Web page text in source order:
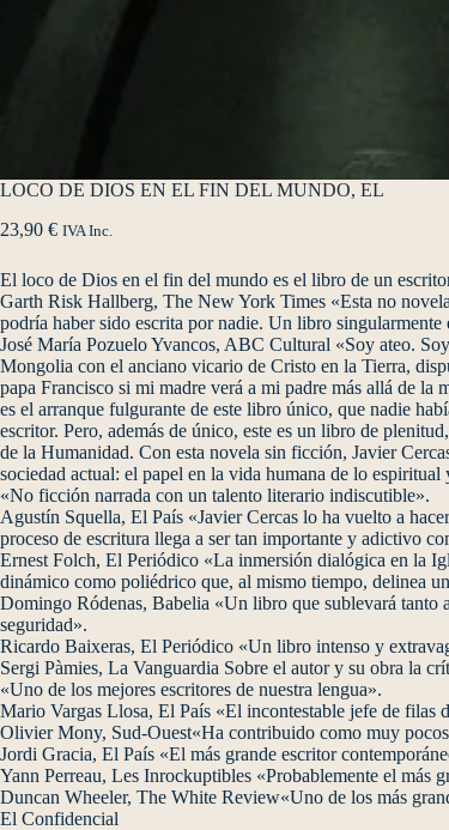
LOCO DE DIOS EN EL FIN DEL MUNDO, EL
23,90 € IVA Inc.
El loco de Dios en el fin del mundo es el libro de un
Garth Risk Hallberg, The New York Times «Esta no
podría haber sido escrita por nadie. Un libro singularmente
José María Pozuelo Yvancos, ABC Cultural «Soy ateo.
Mongolia con el anciano vicario de Cristo en la Tierra,
papa Francisco si mi madre verá a mi padre más allá de
es el arranque fulgurante de este libro único, que nadie
escritor. Pero, además de único, este es un libro de
de la Humanidad. Con esta novela sin ficción, Javier
sociedad actual: el papel en la vida humana de lo
«No ficción narrada con un talento literario indiscutible».
Agustín Squella, El País «Javier Cercas lo ha vuelto a
proceso de escritura llega a ser tan importante y adictivo
Ernest Folch, El Periódico «La inmersión dialógica en la
dinámico como poliédrico que, al mismo tiempo, delinea
Domingo Ródenas, Babelia «Un libro que sublevará tanto
seguridad».
Ricardo Baixeras, El Periódico «Un libro intenso y
Sergi Pàmies, La Vanguardia Sobre el autor y su obra la
«Uno de los mejores escritores de nuestra lengua».
Mario Vargas Llosa, El País «El incontestable jefe de filas
Olivier Mony, Sud-Ouest«Ha contribuido como muy
Jordi Gracia, El País «El más grande escritor
Yann Perreau, Les Inrockuptibles «Probablemente el más
Duncan Wheeler, The White Review«Uno de los más
El Confidencial